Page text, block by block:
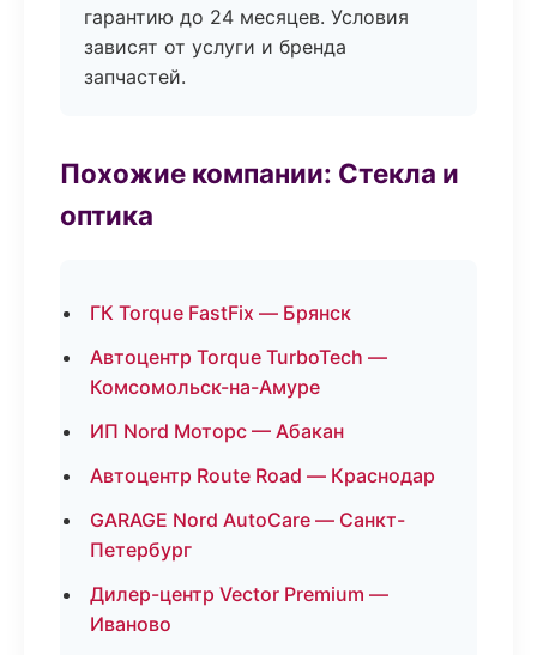
гарантию до 24 месяцев. Условия
зависят от услуги и бренда
запчастей.
Похожие компании: Стекла и
оптика
ГК Torque FastFix — Брянск
Автоцентр Torque TurboTech —
Комсомольск-на-Амуре
ИП Nord Моторс — Абакан
Автоцентр Route Road — Краснодар
GARAGE Nord AutoCare — Санкт-
Петербург
Дилер-центр Vector Premium —
Иваново